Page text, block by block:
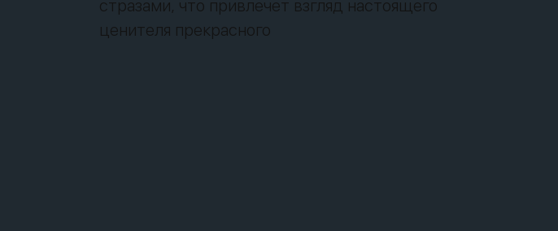
стразами, что привлечет взгляд настоящего
ценителя прекрасного